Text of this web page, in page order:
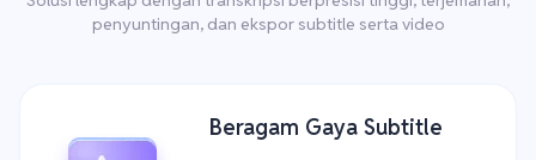
penyuntingan, dan ekspor subtitle serta video
Beragam Gaya Subtitle